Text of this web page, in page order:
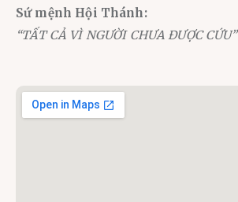
Sứ mệnh Hội Thánh:
“TẤT CẢ VÌ NGƯỜI CHƯA ĐƯỢC CỨU”